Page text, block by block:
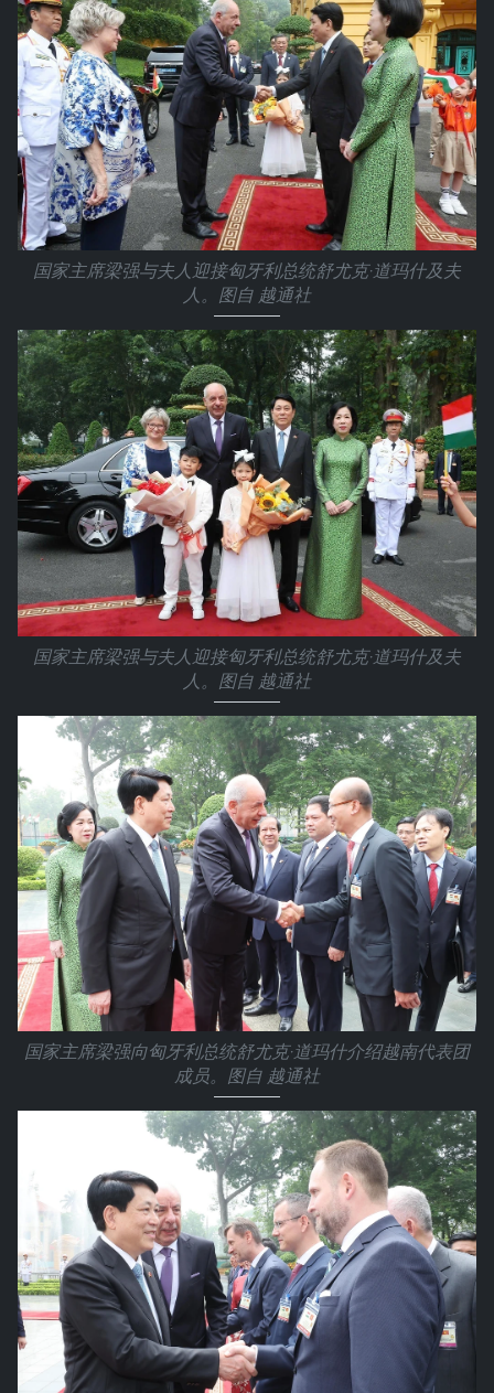
国家主席梁强与夫人迎接匈牙利总统舒尤克·道玛什及夫
人。图自 越通社
国家主席梁强与夫人迎接匈牙利总统舒尤克·道玛什及夫
人。图自 越通社
国家主席梁强向匈牙利总统舒尤克·道玛什介绍越南代表团
成员。图自 越通社